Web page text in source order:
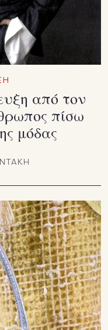
από τον
πίσω
μόδας